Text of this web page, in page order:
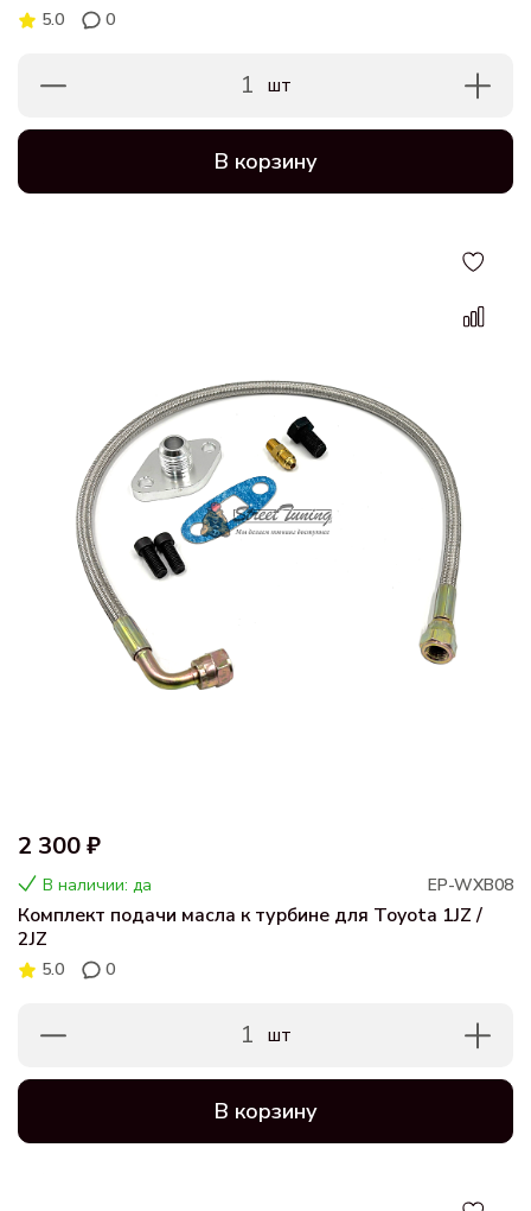
5.0 0
1 шт
В корзину
2 300 ₽
В наличии: да EP-WXB08
Комплект подачи масла к турбине для Toyota 1JZ /
2JZ
5.0 0
1 шт
В корзину